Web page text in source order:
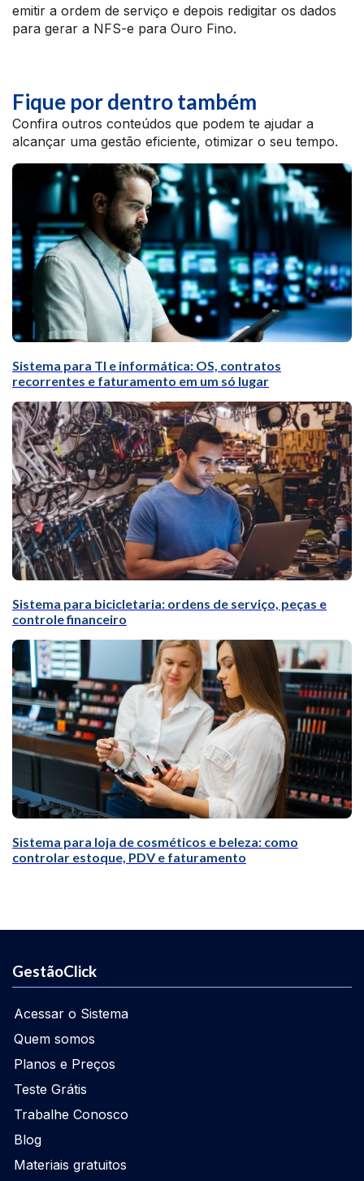
emitir a ordem de serviço e depois redigitar os dados
para gerar a NFS-e para Ouro Fino.
Fique por dentro também
Confira outros conteúdos que podem te ajudar a
alcançar uma gestão eficiente, otimizar o seu tempo.
Sistema para TI e informática: OS, contratos
recorrentes e faturamento em um só lugar
Sistema para bicicletaria: ordens de serviço, peças e
controle financeiro
Sistema para loja de cosméticos e beleza: como
controlar estoque, PDV e faturamento
GestãoClick
Acessar o Sistema
Quem somos
Planos e Preços
Teste Grátis
Trabalhe Conosco
Blog
Materiais gratuitos